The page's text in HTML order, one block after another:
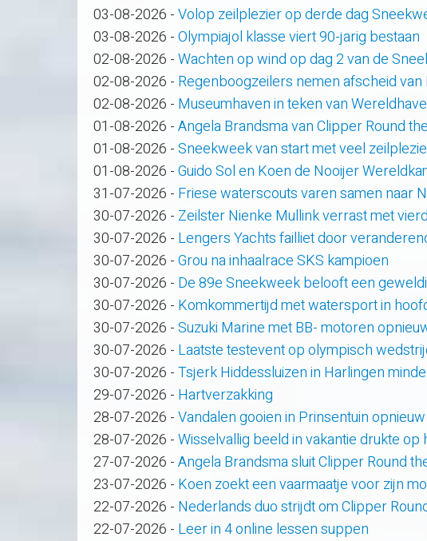
03-08-2026 -Volop zeilplezier op derde dag
03-08-2026 -Olympiajol klasse viert 90-jarig bestaan
02-08-2026 -Wachten op wind op dag 2 van de
02-08-2026 - Regenboogzeilers nemen afscheid van
02-08-2026 - Museumhaven in teken van
01-08-2026 -Angela Brandsma van Clipper Round
01-08-2026 -Sneekweek van start met veel
01-08-2026 -Guido Sol en Koen de Nooijer
31-07-2026 - Friese waterscouts varen samen naar
30-07-2026 - Zeilster Nienke Mullink verrast met
30-07-2026 - Lengers Yachts failliet door
30-07-2026 -Grou na inhaalrace SKS kampioen
30-07-2026 - De 89e Sneekweek belooft een
30-07-2026 - Komkommertijd met watersport in
30-07-2026 -Suzuki Marine met BB- motoren
30-07-2026 - Laatste testevent op olympisch
30-07-2026 -Tsjerk Hiddessluizen in Harlingen
29-07-2026 - Hartverzakking
28-07-2026 -Vandalen gooien in Prinsentuin
28-07-2026 -Wisselvallig beeld in vakantie drukte op
27-07-2026 -Angela Brandsma sluit Clipper Round
23-07-2026 - Koen zoekt een vaarmaatje voor zijn
22-07-2026 - Nederlands duo strijdt om Clipper
22-07-2026 - Leer in 4 online lessen suppen